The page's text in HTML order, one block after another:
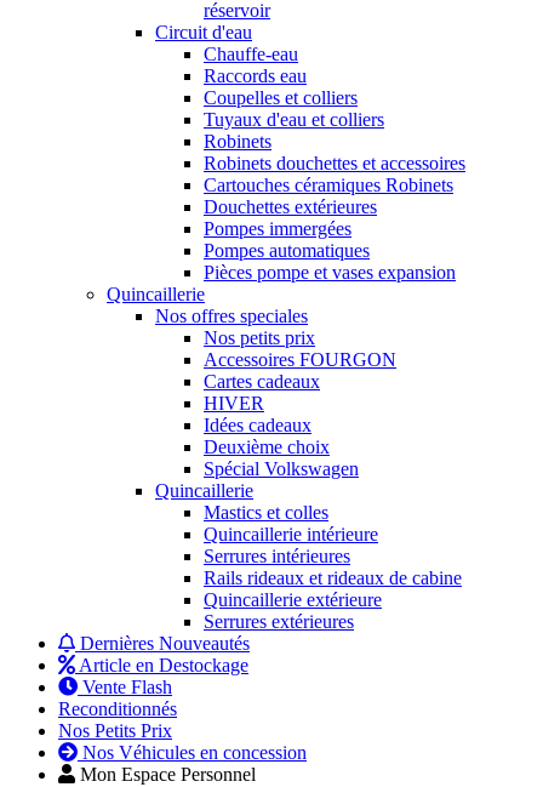
réservoir
Circuit d'eau
Chauffe-eau
Raccords eau
Coupelles et colliers
Tuyaux d'eau et colliers
Robinets
Robinets douchettes et accessoires
Cartouches céramiques Robinets
Douchettes extérieures
Pompes immergées
Pompes automatiques
Pièces pompe et vases expansion
Quincaillerie
Nos offres speciales
Nos petits prix
Accessoires FOURGON
Cartes cadeaux
HIVER
Idées cadeaux
Deuxième choix
Spécial Volkswagen
Quincaillerie
Mastics et colles
Quincaillerie intérieure
Serrures intérieures
Rails rideaux et rideaux de cabine
Quincaillerie extérieure
Serrures extérieures
Dernières Nouveautés
Article en Destockage
Vente Flash
Reconditionnés
Nos Petits Prix
Nos Véhicules en concession
Mon Espace Personnel